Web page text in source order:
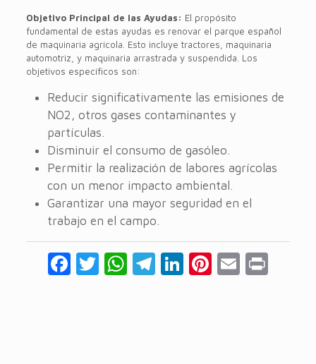
Objetivo Principal de las Ayudas: El propósito
fundamental de estas ayudas es renovar el parque español
de maquinaria agrícola. Esto incluye tractores, maquinaria
automotriz, y maquinaria arrastrada y suspendida. Los
objetivos específicos son:
Reducir significativamente las emisiones de
NO2, otros gases contaminantes y
partículas.
Disminuir el consumo de gasóleo.
Permitir la realización de labores agrícolas
con un menor impacto ambiental.
Garantizar una mayor seguridad en el
trabajo en el campo.
Facebook
Twitter
WhatsApp
Telegram
LinkedIn
Pinterest
Email